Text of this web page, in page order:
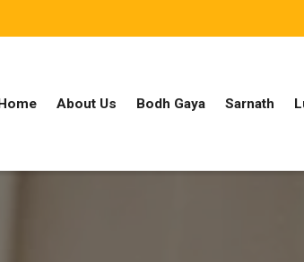
About Us Bodh Gaya Sarnath